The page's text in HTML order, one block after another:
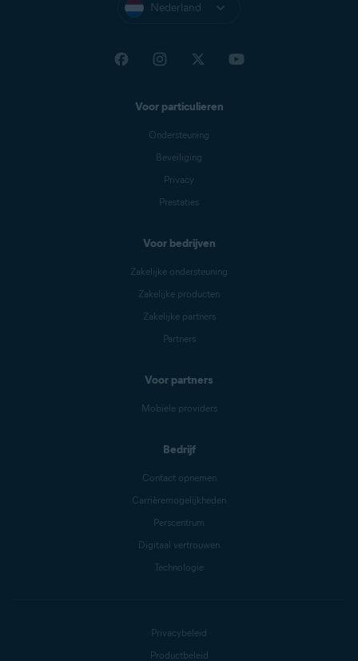
Nederland
Voor particulieren
Ondersteuning
Beveiliging
Privacy
Prestaties
Voor bedrijven
Zakelijke ondersteuning
Zakelijke producten
Zakelijke partners
Partners
Voor partners
Mobiele providers
Bedrijf
Contact opnemen
Carrièremogelijkheden
Perscentrum
Digitaal vertrouwen
Technologie
Privacybeleid
Productbeleid